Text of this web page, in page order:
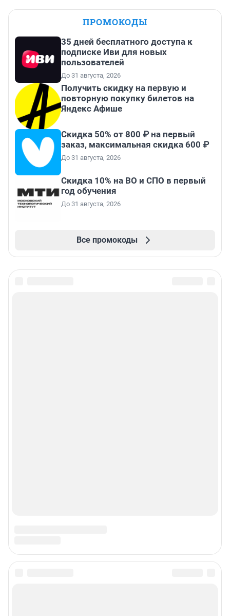
ПРОМОКОДЫ
35 дней бесплатного доступа к
подписке Иви для новых
пользователей
До 31 августа, 2026
Получить скидку на первую и
повторную покупку билетов на
Яндекс Афише
Скидка 50% от 800 ₽ на первый
заказ, максимальная скидка 600 ₽
До 31 августа, 2026
Скидка 10% на ВО и СПО в первый
год обучения
До 31 августа, 2026
Все промокоды